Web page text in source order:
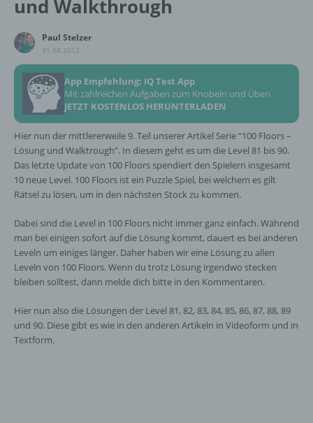
und Walkthrough
Paul Stelzer
31.08.2012
App Empfehlung: IQ Test App
Mit zahlreichen Aufgaben zum Knobeln und Üben
JETZT KOSTENLOS HERUNTERLADEN
Hier nun der mittlererweile 9. Teil unserer Artikel Serie “100 Floors –
Lösung und Walktrough”. In diesem geht es um die Level 81 bis 90.
Das letzte Update von 100 Floors spendiert den Spielern insgesamt
10 neue Level. 100 Floors ist ein Puzzle Spiel, bei welchem es gilt
Rätsel zu lösen, um in den nächsten Stock zu kommen.
Dabei sind die Level in 100 Floors nicht immer ganz einfach. Während
man bei einigen sofort auf die Lösung kommt, dauert es bei anderen
Leveln um einiges länger. Daher haben wir eine Lösung zu allen
Leveln von 100 Floors. Wenn du trotz Lösung irgendwo stecken
bleiben solltest, dann melde dich bitte in den Kommentaren.
Hier nun also die Lösungen der Level 81, 82, 83, 84, 85, 86, 87, 88, 89
und 90. Diese gibt es wie in den anderen Artikeln in Videoform und in
Textform.